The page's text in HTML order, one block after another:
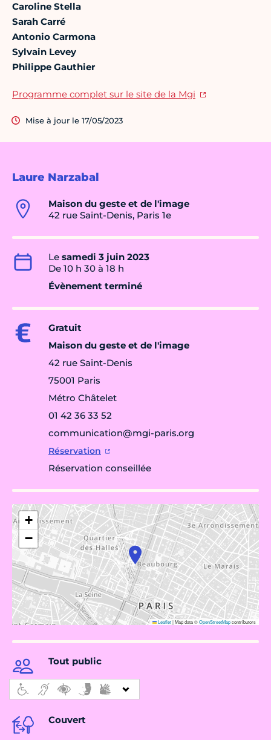
Laure Narzabal
Maison du geste et de l'image
42 rue Saint-Denis, Paris 1e
Le samedi 3 juin 2023
De 10 h 30 à 18 h
Évènement terminé
Gratuit
Maison du geste et de l'image
42 rue Saint-Denis
75001 Paris
Métro Châtelet
01 42 36 33 52
communication@mgi-paris.org
Réservation
Réservation conseillée
+
−
Leaflet|Map data ©OpenStreetMapcontributors
Tout public
Couvert
Caroline Stella
Sarah Carré
Antonio Carmona
Sylvain Levey
Philippe Gauthier
Programme complet sur le site de la Mgi
Mise à jour le 17/05/2023